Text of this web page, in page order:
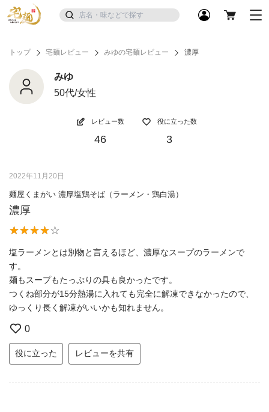
トップ 宅麺レビュー みゆの宅麺レビュー 濃厚
みゆ
50代/女性
レビュー数
46
役に立った数
3
2022年11月20日
麺屋くまがい 濃厚塩鶏そば（ラーメン・鶏白湯）
濃厚
塩ラーメンとは別物と言えるほど、濃厚なスープのラーメンで
す。
麺もスープもたっぷりの具も良かったです。
つくね部分が15分熱湯に入れても完全に解凍できなかったので、
ゆっくり長く解凍がいいかも知れません。
0
役に立った レビューを共有